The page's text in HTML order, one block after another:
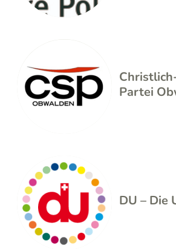
Partei
DU – Die